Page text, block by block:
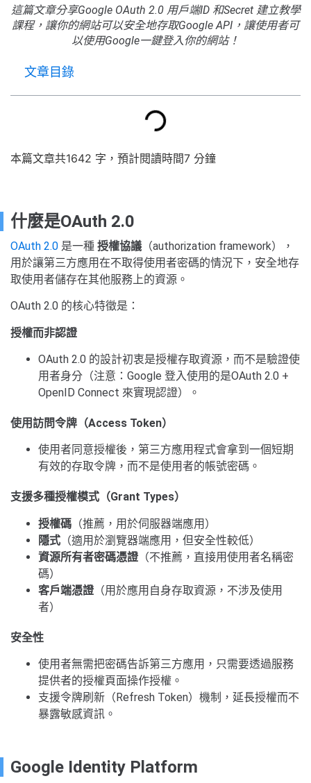
這篇文章分享Google OAuth 2.0 用戶端ID 和Secret 建立教學
課程，讓你的網站可以安全地存取Google API，讓使用者可
以使用Google一鍵登入你的網站！
文章目錄
本篇文章共1642 字，預計閱讀時間7 分鐘
什麼是OAuth 2.0
OAuth 2.0 是一種 授權協議 （authorization framework），
用於讓第三方應用在不取得使用者密碼的情況下，安全地存
取使用者儲存在其他服務上的資源。
OAuth 2.0 的核心特徵是：
授權而非認證
OAuth 2.0 的設計初衷是授權存取資源，而不是驗證使
用者身分（注意：Google 登入使用的是OAuth 2.0 +
OpenID Connect 來實現認證）。
使用訪問令牌（Access Token）
使用者同意授權後，第三方應用程式會拿到一個短期
有效的存取令牌，而不是使用者的帳號密碼。
支援多種授權模式（Grant Types）
授權碼 （推薦，用於伺服器端應用）
隱式 （適用於瀏覽器端應用，但安全性較低）
資源所有者密碼憑證 （不推薦，直接用使用者名稱密
碼）
客戶端憑證 （用於應用自身存取資源，不涉及使用
者）
安全性
使用者無需把密碼告訴第三方應用，只需要透過服務
提供者的授權頁面操作授權。
支援令牌刷新（Refresh Token）機制，延長授權而不
暴露敏感資訊。
Google Identity Platform